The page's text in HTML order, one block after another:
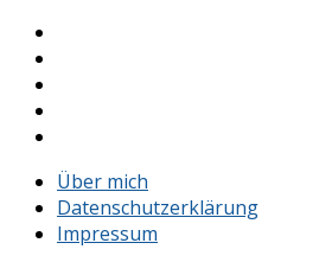
Über mich
Datenschutzerklärung
Impressum